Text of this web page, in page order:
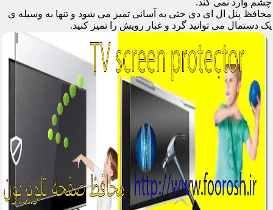
چشم وارد نمی کند.
محافظ پنل ال ای دی حتی به آسانی تمیز می شود و تنها به وسیله ی
یک دستمال می توانید گرد و غبار رویش را تمیز کنید.